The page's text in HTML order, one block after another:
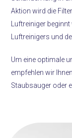
Aktion wird die
Luftreiniger
Luftreinigers und
Um eine optimale
empfehlen wir
Staubsauger oder